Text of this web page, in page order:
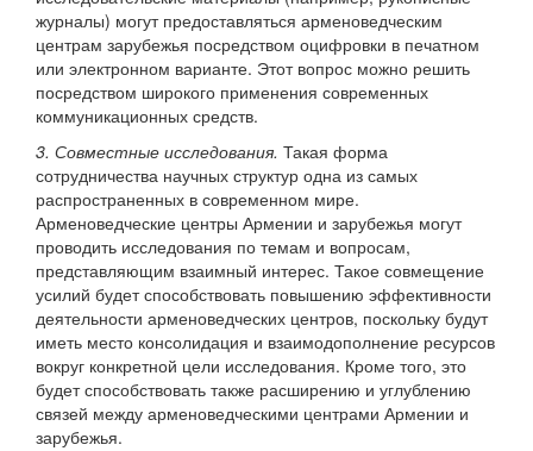
журналы) могут предоставляться арменоведческим
центрам зарубежья посредством оцифровки в печатном
или электронном варианте. Этот вопрос можно решить
посредством широкого применения современных
коммуникационных средств.
3. Совместные исследования. Такая форма
сотрудничества научных структур одна из самых
распространенных в современном мире.
Арменоведческие центры Армении и зарубежья могут
проводить исследования по темам и вопросам,
представляющим взаимный интерес. Такое совмещение
усилий будет способствовать повышению эффективности
деятельности арменоведческих центров, поскольку будут
иметь место консолидация и взаимодополнение ресурсов
вокруг конкретной цели исследования. Кроме того, это
будет способствовать также расширению и углублению
связей между арменоведческими центрами Армении и
зарубежья.